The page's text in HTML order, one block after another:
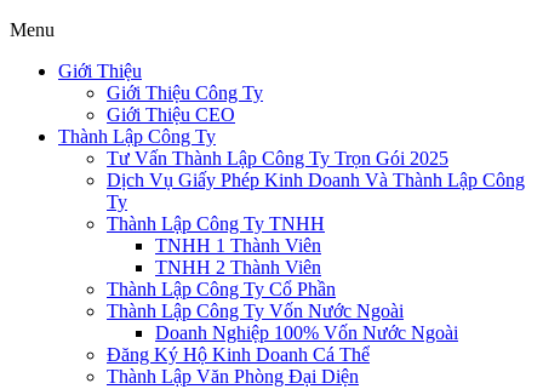
Menu
Giới Thiệu
Giới Thiệu Công Ty
Giới Thiệu CEO
Thành Lập Công Ty
Tư Vấn Thành Lập Công Ty Trọn Gói 2025
Dịch Vụ Giấy Phép Kinh Doanh Và Thành Lập Công
Ty
Thành Lập Công Ty TNHH
TNHH 1 Thành Viên
TNHH 2 Thành Viên
Thành Lập Công Ty Cổ Phần
Thành Lập Công Ty Vốn Nước Ngoài
Doanh Nghiệp 100% Vốn Nước Ngoài
Đăng Ký Hộ Kinh Doanh Cá Thể
Thành Lập Văn Phòng Đại Diện